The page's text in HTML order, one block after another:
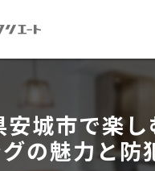
安城市で楽し
の魅力と防